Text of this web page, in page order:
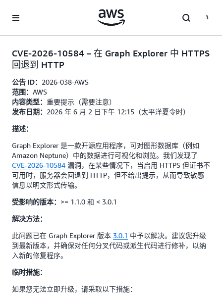
CVE-2026-10584 – 在 Graph Explorer 中 HTTPS
回退到 HTTP
公告 ID： 2026-038-AWS
范围： AWS
内容类型： 重要提示（需要注意）
发布日期： 2026 年 6 月 2 日下午 12:15（太平洋夏令时）
描述：
Graph Explorer 是一款开源应用程序，可对图形数据库（例如
Amazon Neptune）中的数据进行可视化和浏览。我们发现了
CVE-2026-10584 漏洞，在某些情况下，当启用 HTTPS 但证书不
可用时，服务器会回退到 HTTP，但不给出提示，从而导致敏感
信息以明文形式传输。
受影响的版本： >= 1.1.0 和 < 3.0.1
解决方法：
此问题已在 Graph Explorer 版本 3.0.1 中予以解决。建议您升级
到最新版本，并确保对任何分叉代码或派生代码进行修补，以纳
入新的修复程序。
临时措施：
如果您无法立即升级，请采取以下措施：